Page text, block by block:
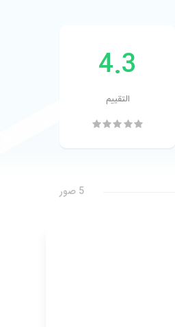
4.3
التقييم
5 صور